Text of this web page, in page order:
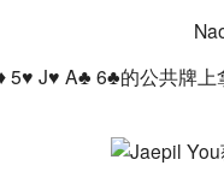
5♥ J♥ A♣ 6♣的公共牌